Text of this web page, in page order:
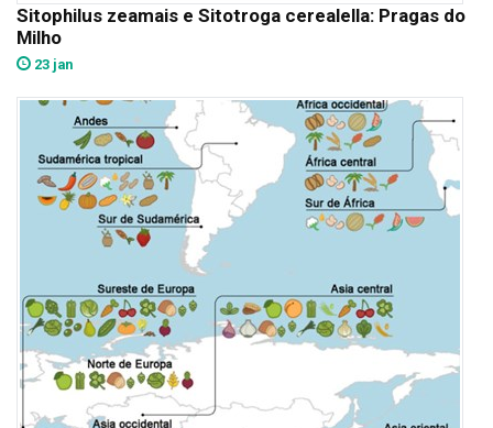
Sitophilus zeamais e Sitotroga cerealella: Pragas do
Milho
23 jan